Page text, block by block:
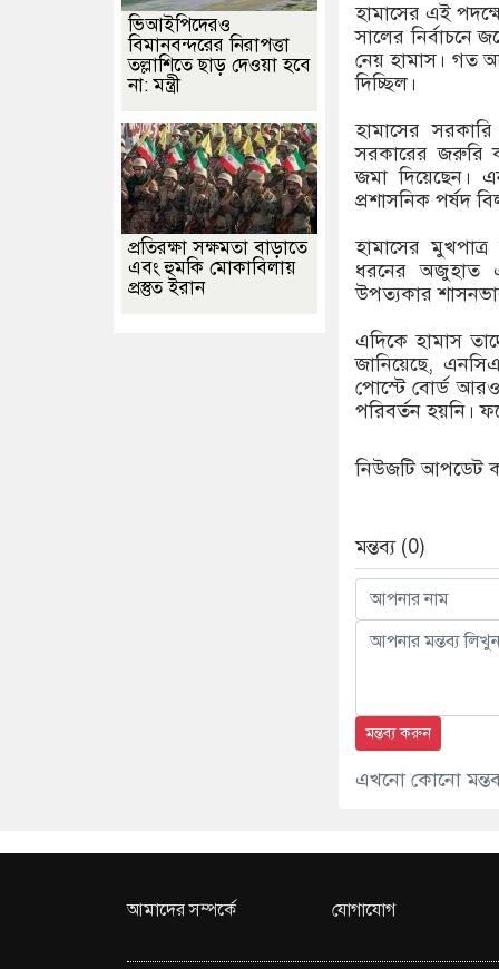
হামাসের এই
সালের নির্বাচনে
নেয় হামাস। গত
দিচ্ছিল।
হামাসের
সরকারের জরুরি
জমা দিয়েছেন।
প্রশাসনিক পর্ষদ
হামাসের
ধরনের অজুহাত
উপত্যকার
এদিকে হামাস
জানিয়েছে,
পোস্টে বোর্ড
পরিবর্তন হয়নি।
নিউজটি আপডেট
মন্তব্য (0)
মন্তব্য করুন
এখনো কোনো
ভিআইপিদেরও
বিমানবন্দরের নিরাপত্তা
তল্লাশিতে ছাড় দেওয়া হবে
না: মন্ত্রী
প্রতিরক্ষা সক্ষমতা বাড়াতে
এবং হুমকি মোকাবিলায়
প্রস্তুত ইরান
আমাদের সম্পর্কে যোগাযোগ